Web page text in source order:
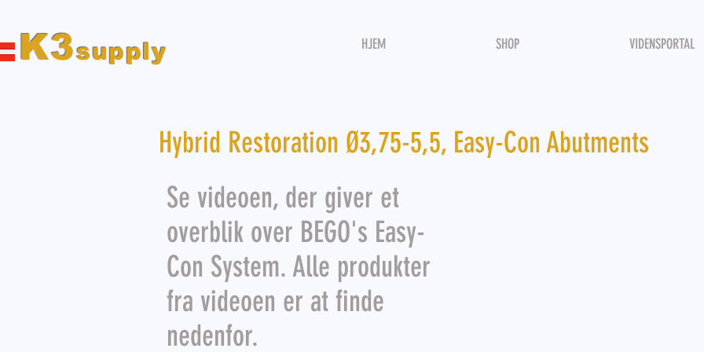
K3supply HJEM SHOP VIDENSPORTAL
Hybrid Restoration Ø3,75-5,5, Easy-Con Abutments
Se videoen, der giver et
overblik over BEGO's Easy-
Con System. Alle produkter
fra videoen er at finde
nedenfor.